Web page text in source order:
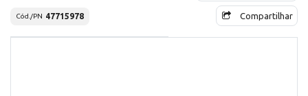
Cód./PN 47715978 Compartilhar